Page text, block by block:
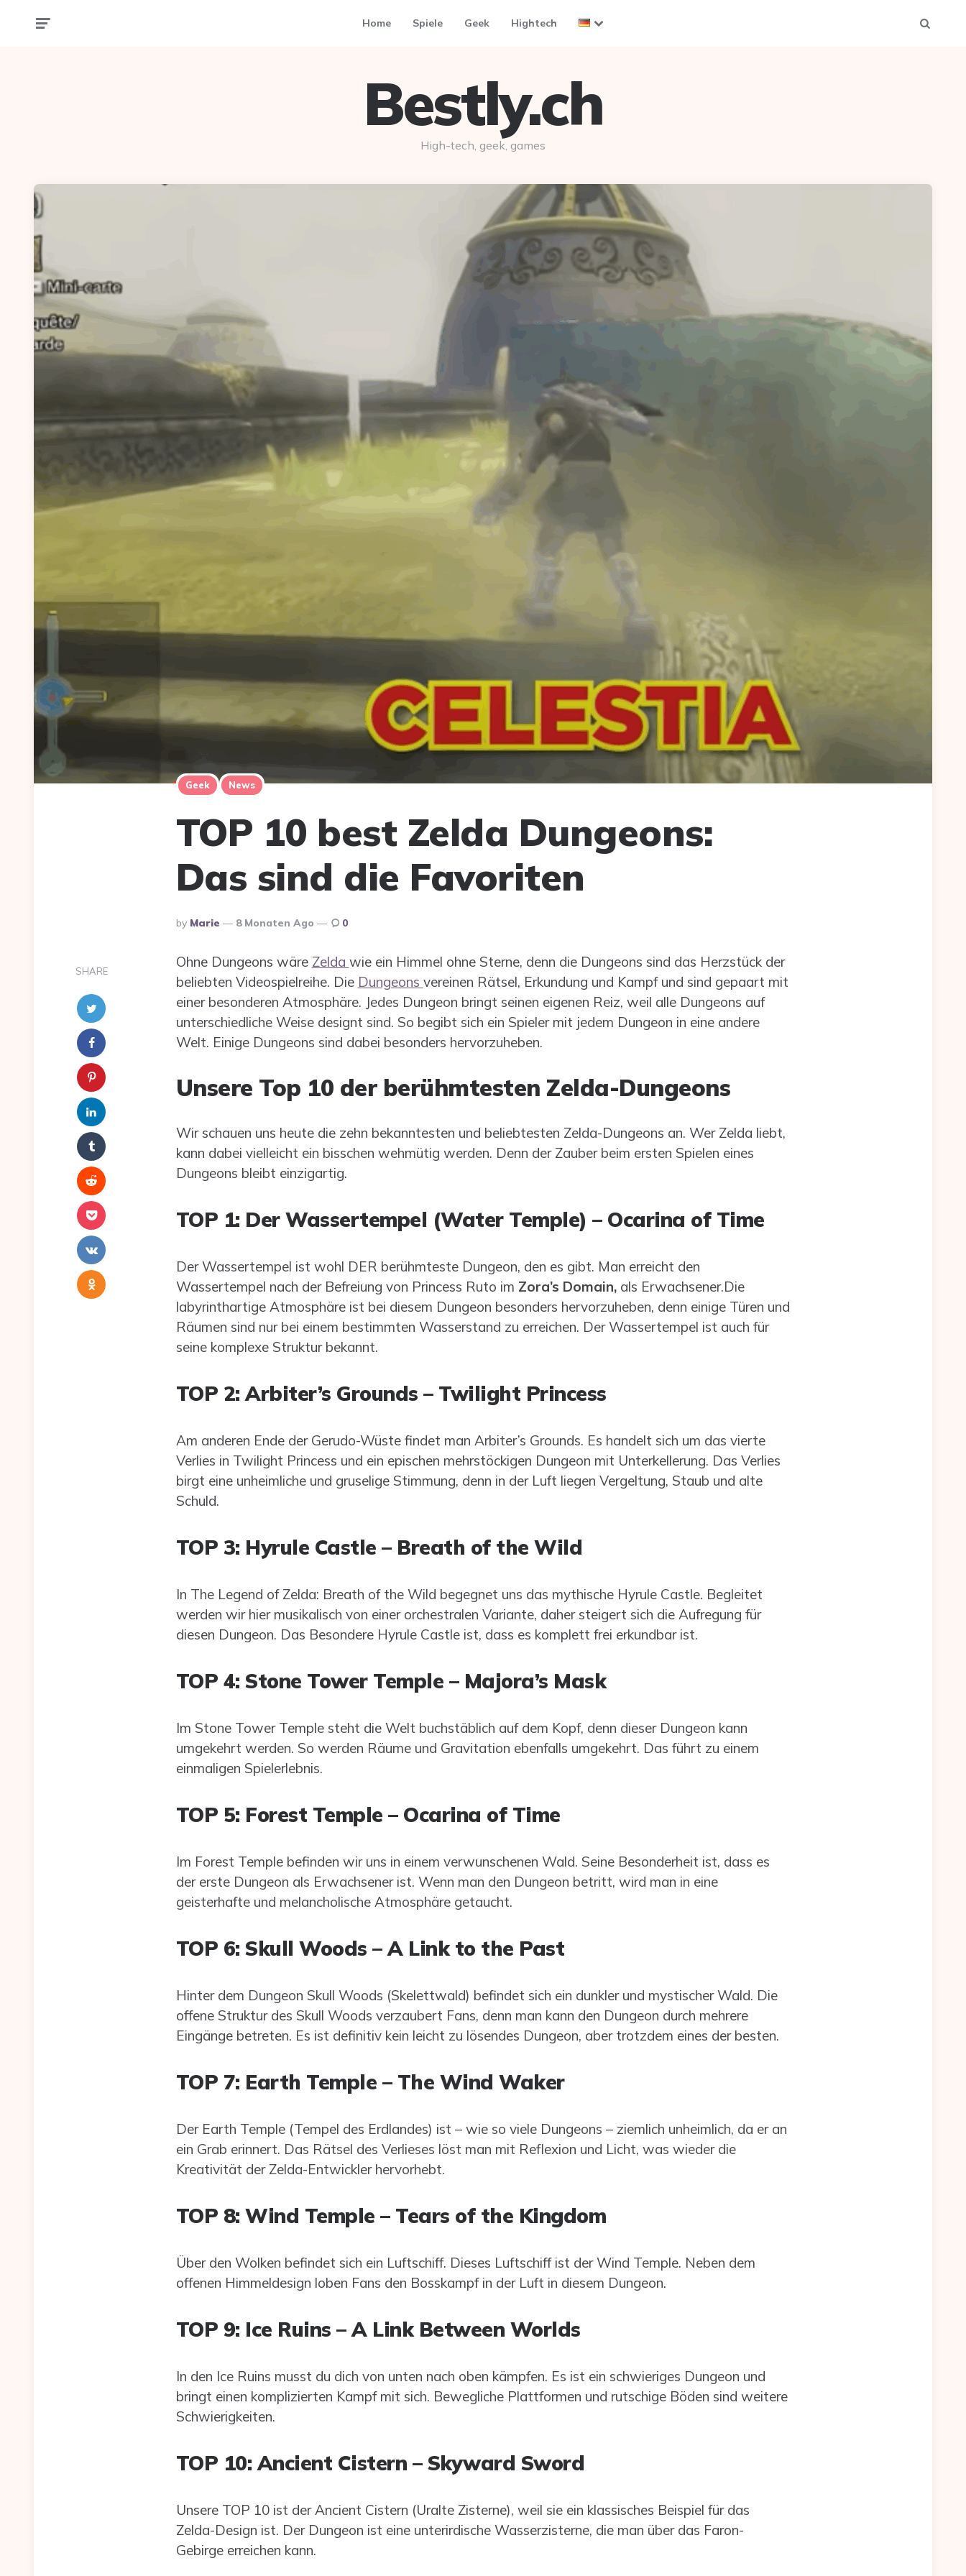
Home Spiele Geek Hightech
Bestly.ch
High-tech, geek, games
Geek News
TOP 10 best Zelda Dungeons:
Das sind die Favoriten
Posted
By
By Marie 8 Monaten Ago 0
SHARE
Ohne Dungeons wäre Zelda wie ein Himmel ohne Sterne, denn die Dungeons sind das Herzstück der
beliebten Videospielreihe. Die Dungeons vereinen Rätsel, Erkundung und Kampf und sind gepaart mit
einer besonderen Atmosphäre. Jedes Dungeon bringt seinen eigenen Reiz, weil alle Dungeons auf
unterschiedliche Weise designt sind. So begibt sich ein Spieler mit jedem Dungeon in eine andere
Welt. Einige Dungeons sind dabei besonders hervorzuheben.
Unsere Top 10 der berühmtesten Zelda-Dungeons
Wir schauen uns heute die zehn bekanntesten und beliebtesten Zelda-Dungeons an. Wer Zelda liebt,
kann dabei vielleicht ein bisschen wehmütig werden. Denn der Zauber beim ersten Spielen eines
Dungeons bleibt einzigartig.
TOP 1: Der Wassertempel (Water Temple) – Ocarina of Time
Der Wassertempel ist wohl DER berühmteste Dungeon, den es gibt. Man erreicht den
Wassertempel nach der Befreiung von Princess Ruto im Zora’s Domain,als Erwachsener.Die
labyrinthartige Atmosphäre ist bei diesem Dungeon besonders hervorzuheben, denn einige Türen und
Räumen sind nur bei einem bestimmten Wasserstand zu erreichen. Der Wassertempel ist auch für
seine komplexe Struktur bekannt.
TOP 2: Arbiter’s Grounds – Twilight Princess
Am anderen Ende der Gerudo-Wüste findet man Arbiter’s Grounds. Es handelt sich um das vierte
Verlies in Twilight Princess und ein epischen mehrstöckigen Dungeon mit Unterkellerung. Das Verlies
birgt eine unheimliche und gruselige Stimmung, denn in der Luft liegen Vergeltung, Staub und alte
Schuld.
TOP 3: Hyrule Castle – Breath of the Wild
In The Legend of Zelda: Breath of the Wild begegnet uns das mythische Hyrule Castle. Begleitet
werden wir hier musikalisch von einer orchestralen Variante, daher steigert sich die Aufregung für
diesen Dungeon. Das Besondere Hyrule Castle ist, dass es komplett frei erkundbar ist.
TOP 4: Stone Tower Temple – Majora’s Mask
Im Stone Tower Temple steht die Welt buchstäblich auf dem Kopf, denn dieser Dungeon kann
umgekehrt werden. So werden Räume und Gravitation ebenfalls umgekehrt. Das führt zu einem
einmaligen Spielerlebnis.
TOP 5: Forest Temple – Ocarina of Time
Im Forest Temple befinden wir uns in einem verwunschenen Wald. Seine Besonderheit ist, dass es
der erste Dungeon als Erwachsener ist. Wenn man den Dungeon betritt, wird man in eine
geisterhafte und melancholische Atmosphäre getaucht.
TOP 6: Skull Woods – A Link to the Past
Hinter dem Dungeon Skull Woods (Skelettwald) befindet sich ein dunkler und mystischer Wald. Die
offene Struktur des Skull Woods verzaubert Fans, denn man kann den Dungeon durch mehrere
Eingänge betreten. Es ist definitiv kein leicht zu lösendes Dungeon, aber trotzdem eines der besten.
TOP 7: Earth Temple – The Wind Waker
Der Earth Temple (Tempel des Erdlandes) ist – wie so viele Dungeons – ziemlich unheimlich, da er an
ein Grab erinnert. Das Rätsel des Verlieses löst man mit Reflexion und Licht, was wieder die
Kreativität der Zelda-Entwickler hervorhebt.
TOP 8: Wind Temple – Tears of the Kingdom
Über den Wolken befindet sich ein Luftschiff. Dieses Luftschiff ist der Wind Temple. Neben dem
offenen Himmeldesign loben Fans den Bosskampf in der Luft in diesem Dungeon.
TOP 9: Ice Ruins – A Link Between Worlds
In den Ice Ruins musst du dich von unten nach oben kämpfen. Es ist ein schwieriges Dungeon und
bringt einen komplizierten Kampf mit sich. Bewegliche Plattformen und rutschige Böden sind weitere
Schwierigkeiten.
TOP 10: Ancient Cistern – Skyward Sword
Unsere TOP 10 ist der Ancient Cistern (Uralte Zisterne), weil sie ein klassisches Beispiel für das
Zelda-Design ist. Der Dungeon ist eine unterirdische Wasserzisterne, die man über das Faron-
Gebirge erreichen kann.